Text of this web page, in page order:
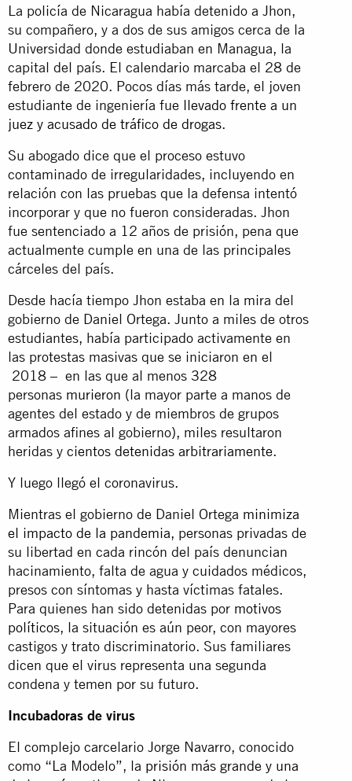
La policía de Nicaragua había detenido a Jhon,
su compañero, y a dos de sus amigos cerca de la
Universidad donde estudiaban en Managua, la
capital del país. El calendario marcaba el 28 de
febrero de 2020. Pocos días más tarde, el joven
estudiante de ingeniería fue llevado frente a un
juez y acusado de tráfico de drogas.
Su abogado dice que el proceso estuvo
contaminado de irregularidades, incluyendo en
relación con las pruebas que la defensa intentó
incorporar y que no fueron consideradas. Jhon
fue sentenciado a 12 años de prisión, pena que
actualmente cumple en una de las principales
cárceles del país.
Desde hacía tiempo Jhon estaba en la mira del
gobierno de Daniel Ortega. Junto a miles de otros
estudiantes, había participado activamente en
las protestas masivas que se iniciaron en el
2018 – en las que al menos 328
personas murieron (la mayor parte a manos de
agentes del estado y de miembros de grupos
armados afines al gobierno), miles resultaron
heridas y cientos detenidas arbitrariamente.
Y luego llegó el coronavirus.
Mientras el gobierno de Daniel Ortega minimiza
el impacto de la pandemia, personas privadas de
su libertad en cada rincón del país denuncian
hacinamiento, falta de agua y cuidados médicos,
presos con síntomas y hasta víctimas fatales.
Para quienes han sido detenidas por motivos
políticos, la situación es aún peor, con mayores
castigos y trato discriminatorio. Sus familiares
dicen que el virus representa una segunda
condena y temen por su futuro.
Incubadoras de virus
El complejo carcelario Jorge Navarro, conocido
como “La Modelo”, la prisión más grande y una